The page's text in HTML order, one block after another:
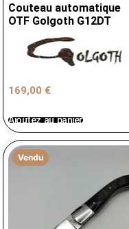
Couteau automatique
OTF Golgoth G12DT
169,00 €
Ajoutez au panier
Vendu